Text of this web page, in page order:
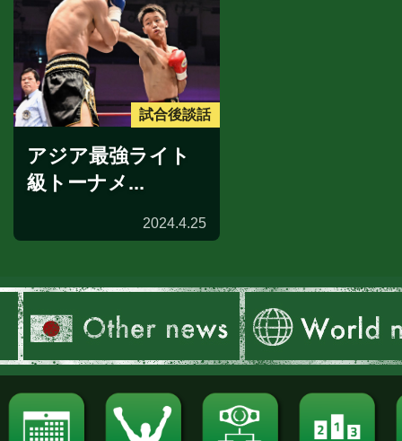
試合後談話
アジア最強ライト
級トーナメ...
2024.4.25